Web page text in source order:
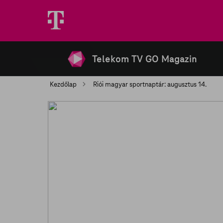
Telekom TV GO Magazin
Kezdőlap Riói magyar sportnaptár: augusztus 14.